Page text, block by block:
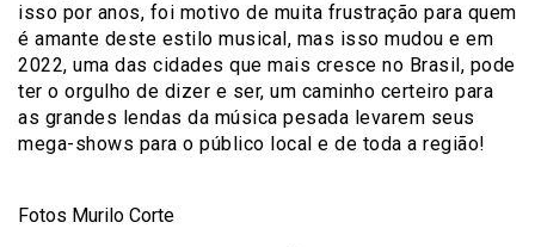
isso por anos, foi motivo de muita frustração para quem
é amante deste estilo musical, mas isso mudou e em
2022, uma das cidades que mais cresce no Brasil, pode
ter o orgulho de dizer e ser, um caminho certeiro para
as grandes lendas da música pesada levarem seus
mega-shows para o público local e de toda a região!
Fotos Murilo Corte